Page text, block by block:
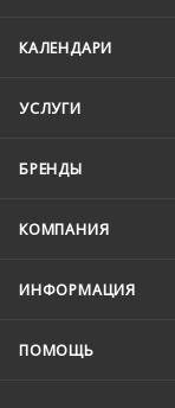
КАЛЕНДАРИ
УСЛУГИ
БРЕНДЫ
КОМПАНИЯ
ИНФОРМАЦИЯ
ПОМОЩЬ